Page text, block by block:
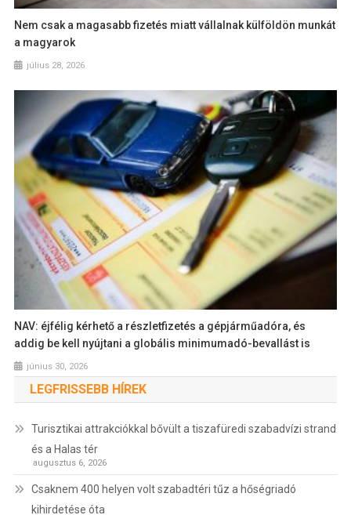
Nem csak a magasabb fizetés miatt vállalnak külföldön munkát
a magyarok
július 28, 2026
NAV: éjfélig kérhető a részletfizetés a gépjárműadóra, és
addig be kell nyújtani a globális minimumadó-bevallást is
június 30, 2026
LEGFRISSEBB HÍREK
Turisztikai attrakciókkal bővült a tiszafüredi szabadvízi strand
és a Halas tér
augusztus 6, 2026
Csaknem 400 helyen volt szabadtéri tűz a hőségriadó
kihirdetése óta